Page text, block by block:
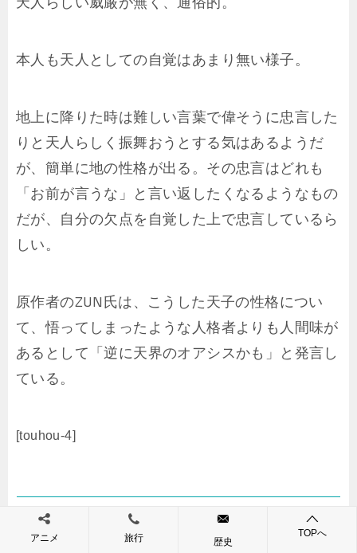
本人も天人としての自覚はあまり無い様子。
地上に降りた時は難しい言葉で偉そうに忠言した
りと天人らしく振舞おうとする気はあるようだ
が、簡単に地の性格が出る。その忠言はどれも
「お前が言うな」と言い返したくなるようなもの
だが、自分の欠点を自覚した上で忠言しているら
しい。
原作者のZUN氏は、こうした天子の性格につい
て、悟ってしまったような人格者よりも人間味が
あるとして「逆に天界のオアシスかも」と発言し
ている。
[touhou-4]
二次創作設定 （説明はピクシブ百科事典』よ
り）
アニメ 旅行 歴史
TOPへ